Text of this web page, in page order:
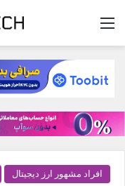
منو
افراد مشهور ارز دیجیتال